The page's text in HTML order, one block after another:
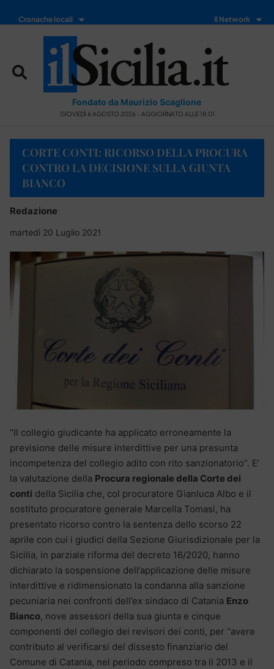
Cronache locali Il Network
Fondato da Maurizio Scaglione
GIOVEDÌ 6 AGOSTO 2026 - AGGIORNATO ALLE 18:01
CORTE CONTI: RICORSO DELLA PROCURA
CONTRO LA DECISIONE SULLA GIUNTA
BIANCO
Redazione
martedì 20 Luglio 2021
“Il collegio giudicante ha applicato erroneamente la
previsione delle misure interdittive per una presunta
incompetenza del collegio adito con rito sanzionatorio”. E’
la valutazione della Procura regionale della Corte dei
conti della Sicilia che, col procuratore Gianluca Albo e il
sostituto procuratore generale Marcella Tomasi, ha
presentato ricorso contro la sentenza dello scorso 22
aprile con cui i giudici della Sezione Giurisdizionale per la
Sicilia, in parziale riforma del decreto 16/2020, hanno
dichiarato la sospensione dell’applicazione delle misure
interdittive e ridimensionato la condanna alla sanzione
pecuniaria nei confronti dell’ex sindaco di Catania Enzo
Bianco, nove assessori della sua giunta e cinque
componenti del collegio dei revisori dei conti, per “avere
contributo al verificarsi del dissesto finanziario del
Comune di Catania, nel periodo compreso tra il 2013 e il